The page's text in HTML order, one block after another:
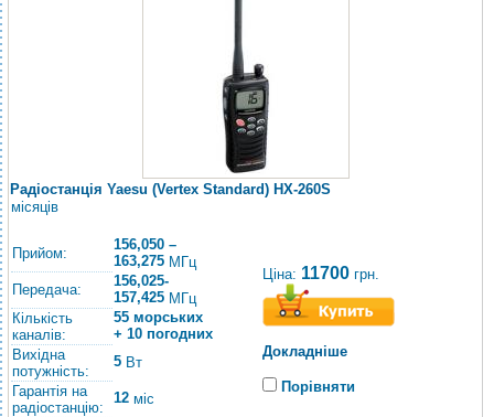
Радіостанція Yaesu (Vertex Standard) HX-260S
місяців
Прийом:
156,050 –
163,275 МГц
Передача:
156,025-
157,425 МГц
Кількість
каналів:
55 морських
+ 10 погодних
Вихідна
потужність:
5 Вт
Гарантія на
радіостанцію:
12 міс
Ціна: 11700 грн.
Докладніше
Порівняти